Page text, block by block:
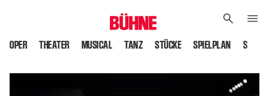
OPER THEATER MUSICAL TANZ STÜCKE SPIELPLAN